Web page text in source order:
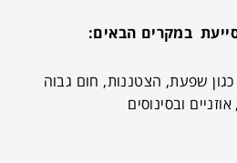
שפעת, הצטננות, חום גבוה
ובסינוסים